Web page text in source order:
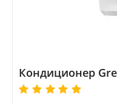
Кондиционер